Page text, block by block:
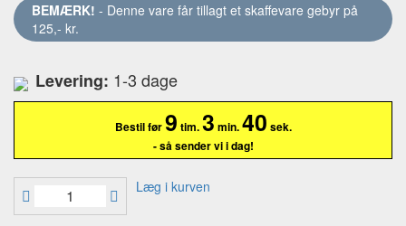
BEMÆRK! - Denne vare får tillagt et skaffevare gebyr på
125,- kr.
Levering: 1-3 dage
Bestil før9 tim.3 min.39 sek.
- så sender vi i dag!
Læg i kurven